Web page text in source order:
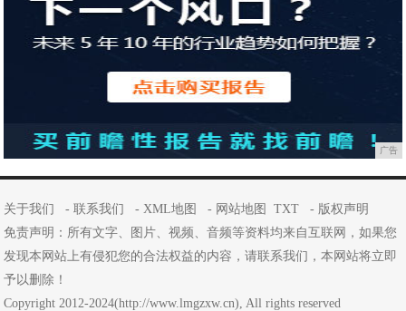
广告
关于我们 -联系我们 -XML地图 - 网站地图 TXT - 版权声明
免责声明：所有文字、图片、视频、音频等资料均来自互联网，如果您
发现本网站上有侵犯您的合法权益的内容，请联系我们，本网站将立即
予以删除！
Copyright 2012-2024(http://www.lmgzxw.cn), All rights reserved